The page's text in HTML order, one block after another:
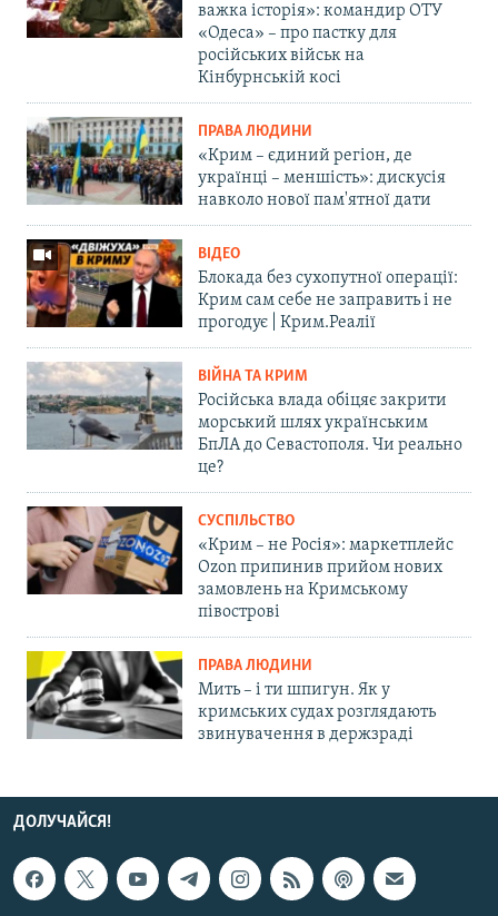
важка історія»: командир ОТУ
«Одеса» – про пастку для
російських військ на
Кінбурнській косі
ПРАВА ЛЮДИНИ
«Крим – єдиний регіон, де
українці – меншість»: дискусія
навколо нової пам'ятної дати
ВІДЕО
Блокада без сухопутної операції:
Крим сам себе не заправить і не
прогодує | Крим.Реалії
ВІЙНА ТА КРИМ
Російська влада обіцяє закрити
морський шлях українським
БпЛА до Севастополя. Чи реально
це?
СУСПІЛЬСТВО
«Крим – не Росія»: маркетплейс
Ozon припинив прийом нових
замовлень на Кримському
півострові
ПРАВА ЛЮДИНИ
Мить – і ти шпигун. Як у
кримських судах розглядають
звинувачення в держзраді
ДОЛУЧАЙСЯ!